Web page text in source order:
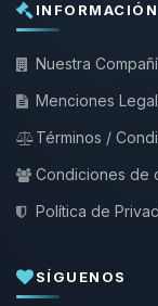
Nuestra
Menciones
Términos /
Condiciones de
Política de
SÍGUENOS